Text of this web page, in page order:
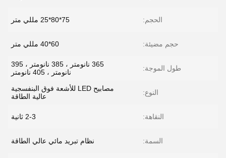
الحجم: 75*80*25 مللي متر
حجم مضيئة: 60*40 مللي متر
طول الموجة:
365 نانومتر ، 385 نانومتر ، 395
نانومتر ، 405 نانومتر
النوع:
مصابيح LED للأشعة فوق البنفسجية
عالية الطاقة
النقاهة: 2-3 ثانية
السمة: نظام تبريد مائي عالي الطاقة